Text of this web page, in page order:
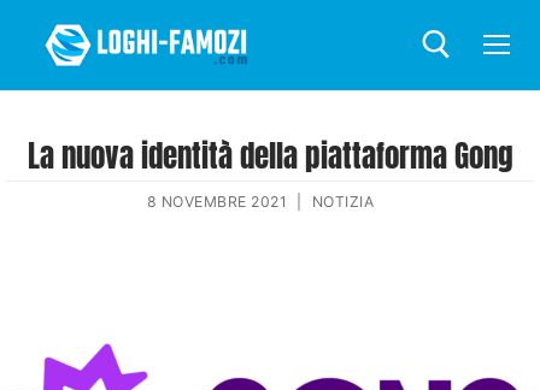
La nuova identità della piattaforma Gong
8 NOVEMBRE 2021 NOTIZIA